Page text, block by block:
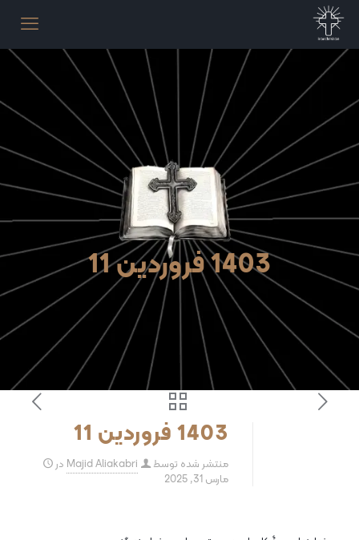
1403 فروردین 11
1403 فروردین 11
منتشر شده توسط Majid Aliakabri در
مارس 31, 2025